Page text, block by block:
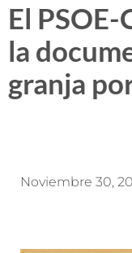
El
la
granja
Noviembre 30,